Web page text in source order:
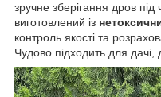
зручне зберігання дров
виготовлений із
контроль якості та
Чудово підходить для